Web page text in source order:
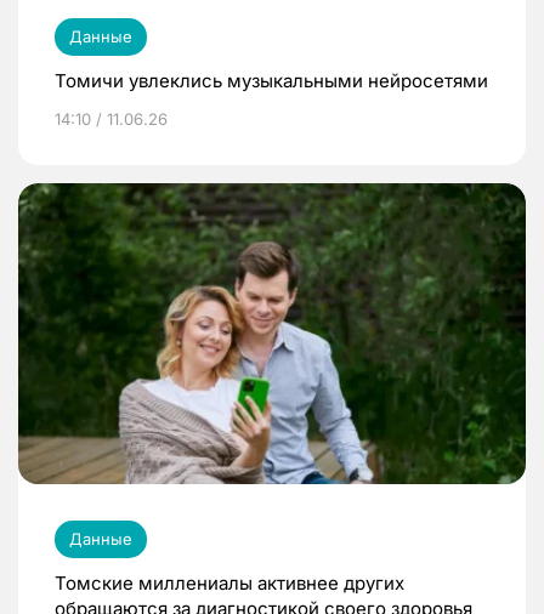
Данные
Томичи увлеклись музыкальными нейросетями
14:10 / 11.06.26
Данные
Томские миллениалы активнее других
обращаются за диагностикой своего здоровья